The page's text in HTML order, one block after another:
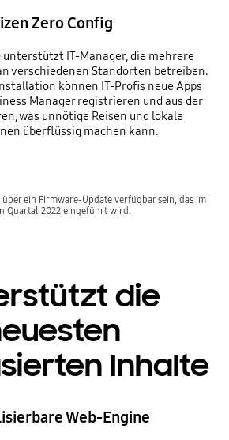
Zero Config
unterstützt IT-Manager, die mehrere
verschiedenen Standorten betreiben.
können IT-Profis neue Apps
Manager registrieren und aus der
was unnötige Reisen und lokale
überflüssig machen kann.
ein Firmware-Update verfügbar sein, das im
Quartal 2022 eingeführt wird.
die
Inhalte
Web-Engine